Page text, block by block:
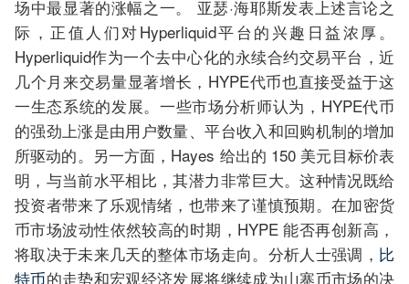
场中最显著的涨幅之一。 亚瑟·海耶斯发表上述言论之
际，正值人们对Hyperliquid平台的兴趣日益浓厚。
Hyperliquid作为一个去中心化的永续合约交易平台，近
几个月来交易量显著增长，HYPE代币也直接受益于这
一生态系统的发展。一些市场分析师认为，HYPE代币
的强劲上涨是由用户数量、平台收入和回购机制的增加
所驱动的。另一方面，Hayes 给出的 150 美元目标价表
明，与当前水平相比，其潜力非常巨大。这种情况既给
投资者带来了乐观情绪，也带来了谨慎预期。在加密货
币市场波动性依然较高的时期，HYPE 能否再创新高，
将取决于未来几天的整体市场走向。分析人士强调， 比
特币的走势和宏观经济发展将继续成为山寨币市场的决